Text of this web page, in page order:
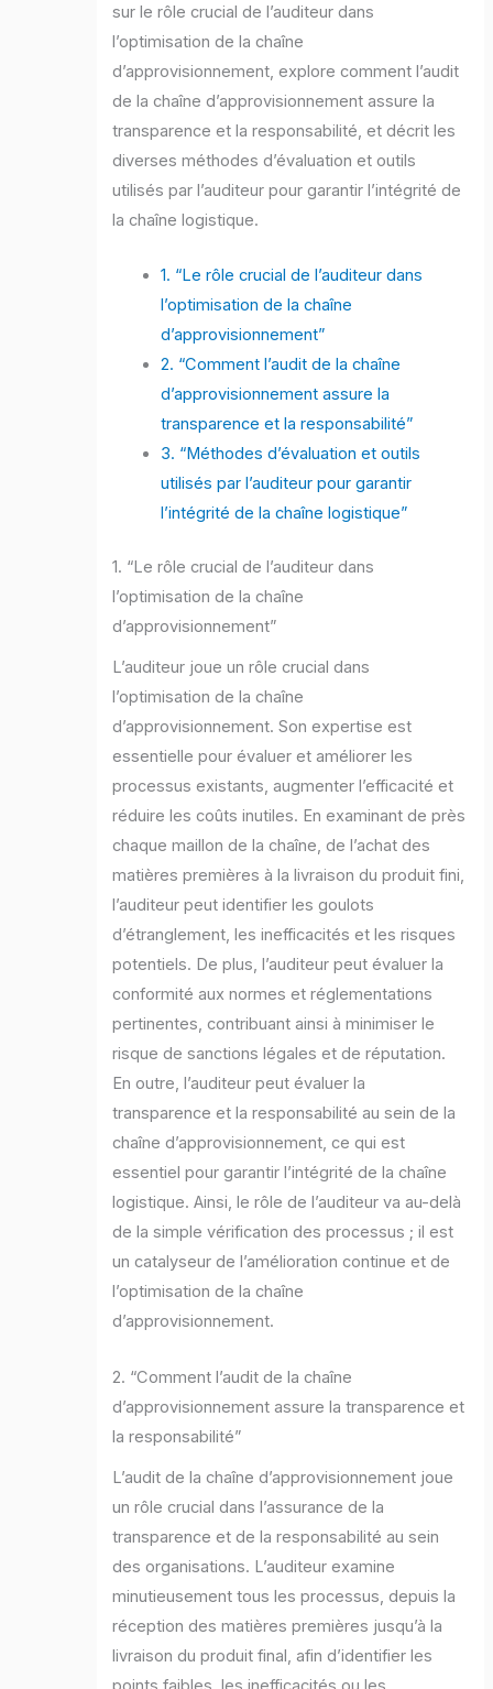
sur le rôle crucial de l’auditeur dans
l’optimisation de la chaîne
d’approvisionnement, explore comment l’audit
de la chaîne d’approvisionnement assure la
transparence et la responsabilité, et décrit les
diverses méthodes d’évaluation et outils
utilisés par l’auditeur pour garantir l’intégrité de
la chaîne logistique.
1. “Le rôle crucial de l’auditeur dans
l’optimisation de la chaîne
d’approvisionnement”
2. “Comment l’audit de la chaîne
d’approvisionnement assure la
transparence et la responsabilité”
3. “Méthodes d’évaluation et outils
utilisés par l’auditeur pour garantir
l’intégrité de la chaîne logistique”
1. “Le rôle crucial de l’auditeur dans
l’optimisation de la chaîne
d’approvisionnement”
L’auditeur joue un rôle crucial dans
l’optimisation de la chaîne
d’approvisionnement. Son expertise est
essentielle pour évaluer et améliorer les
processus existants, augmenter l’efficacité et
réduire les coûts inutiles. En examinant de près
chaque maillon de la chaîne, de l’achat des
matières premières à la livraison du produit fini,
l’auditeur peut identifier les goulots
d’étranglement, les inefficacités et les risques
potentiels. De plus, l’auditeur peut évaluer la
conformité aux normes et réglementations
pertinentes, contribuant ainsi à minimiser le
risque de sanctions légales et de réputation.
En outre, l’auditeur peut évaluer la
transparence et la responsabilité au sein de la
chaîne d’approvisionnement, ce qui est
essentiel pour garantir l’intégrité de la chaîne
logistique. Ainsi, le rôle de l’auditeur va au-delà
de la simple vérification des processus ; il est
un catalyseur de l’amélioration continue et de
l’optimisation de la chaîne
d’approvisionnement.
2. “Comment l’audit de la chaîne
d’approvisionnement assure la transparence et
la responsabilité”
L’audit de la chaîne d’approvisionnement joue
un rôle crucial dans l’assurance de la
transparence et de la responsabilité au sein
des organisations. L’auditeur examine
minutieusement tous les processus, depuis la
réception des matières premières jusqu’à la
livraison du produit final, afin d’identifier les